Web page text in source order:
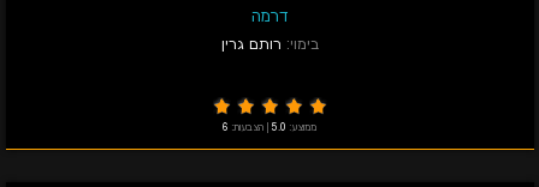
דרמה
בימוי: רותם גרין
ממוצע: 5.0 הצבעות: 6